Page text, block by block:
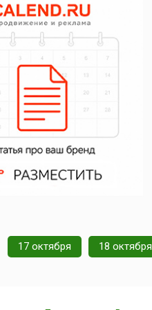
17 октября 18 октября